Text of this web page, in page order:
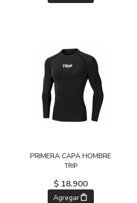
PRIMERA CAPA HOMBRE
TRIP
$ 18.900
Agregar